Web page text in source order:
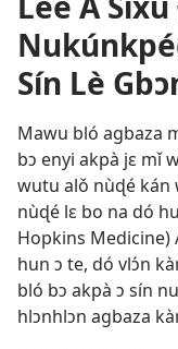
Sín Lè
Mawu bló agbaza
bɔ enyi akpà jɛ mǐ
wutu alǒ nùɖé kán
nùɖé lɛ bo na dó
Hopkins Medicine)
hun ɔ te, dó vlɔ́n
bló bɔ akpà ɔ sín
hlɔnhlɔn agbaza